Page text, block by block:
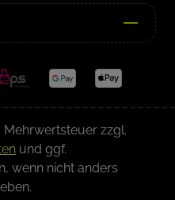
Mehrwertsteuer zzgl.
und ggf.
wenn nicht anders